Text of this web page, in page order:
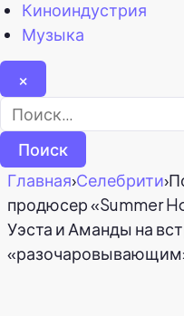
Киноиндустрия
Музыка
×
Найти:
Главная›Селебрити›
продюсер «Summer
Уэста и Аманды на